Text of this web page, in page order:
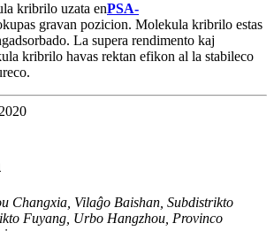
kribrilo uzata enPSA-
gravan pozicion. Molekula kribrilo estas
La supera rendimento kaj
kribrilo havas rektan efikon al la stabileco
Changxia, Vilaĝo Baishan, Subdistrikto
Fuyang, Urbo Hangzhou, Provinco